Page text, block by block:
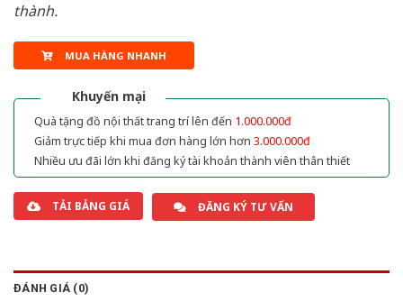
thành.
MUA HÀNG NHANH
Khuyến mại
Quà tặng đồ nội thất trang trí lên đến 1.000.000đ
Giảm trực tiếp khi mua đơn hàng lớn hơn 3.000.000đ
Nhiều ưu đãi lớn khi đăng ký tài khoản thành viên thân thiết
TẢI BẢNG GIÁ ĐĂNG KÝ TƯ VẤN
ĐÁNH GIÁ (0)